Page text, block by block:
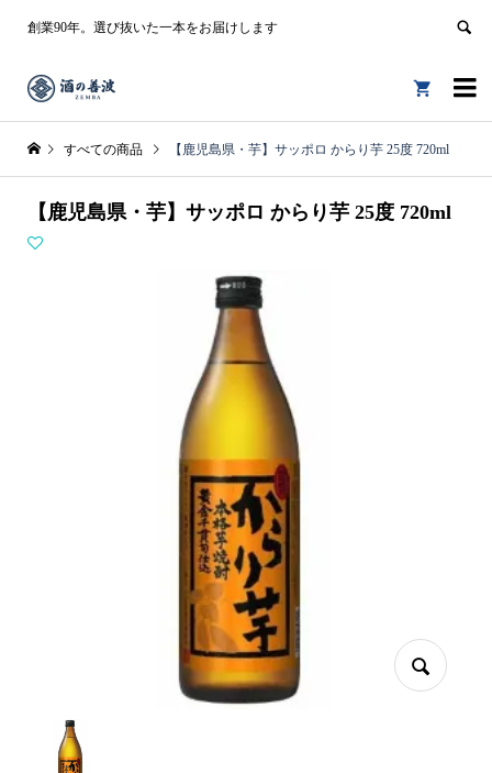
創業90年。選び抜いた一本をお届けします


すべての商品 【鹿児島県・芋】サッポロ からり芋 25度 720ml
【鹿児島県・芋】サッポロ からり芋 25度 720ml